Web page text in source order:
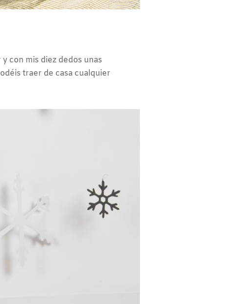
con mis diez dedos unas
traer de casa cualquier